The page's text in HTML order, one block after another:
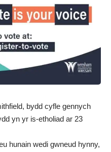
bydd cyfle gennych
yn yr is-etholiad ar 23
hunain wedi gwneud hynny,